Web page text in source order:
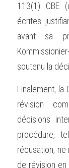
113(1) CBE
écrites
avant sa
soutenu la
Finalement, la
révision
décisions
procédure,
récusation,
de révision